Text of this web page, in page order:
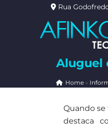
Rua
Aluguel
Home»
Quando
destaca